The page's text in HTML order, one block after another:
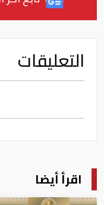
التعليقات
اقرأ أيضا